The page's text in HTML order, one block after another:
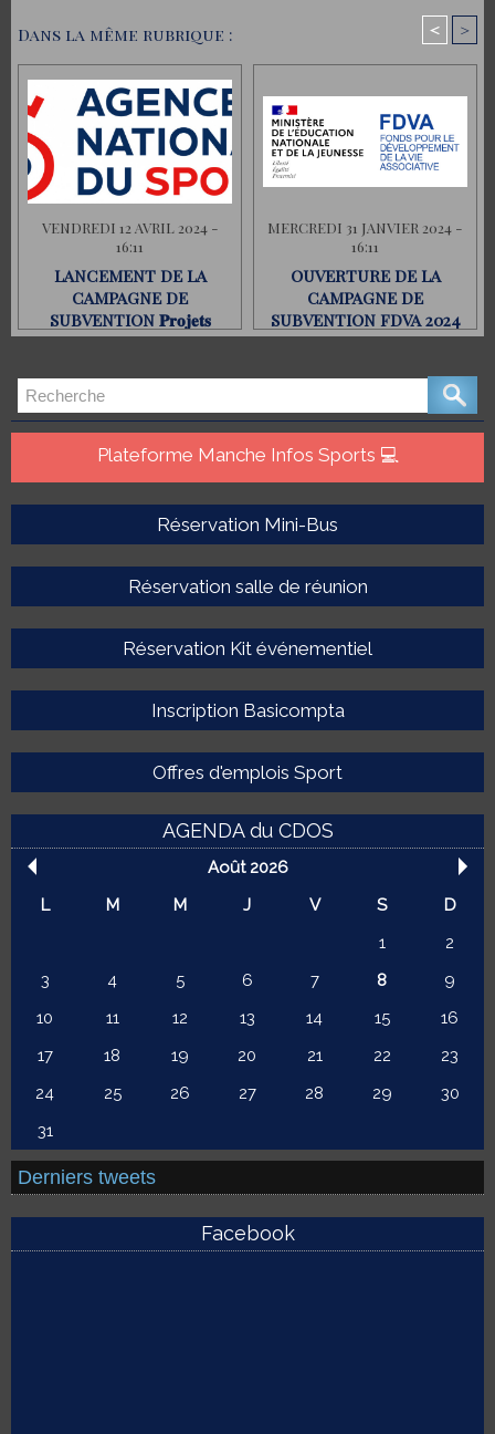
Dans la même rubrique : < >
VENDREDI 12 AVRIL 2024 -
16:11
LANCEMENT DE LA
CAMPAGNE DE
SUBVENTION 𝐏𝐫𝐨𝐣𝐞𝐭𝐬
𝐒𝐩𝐨𝐫𝐭𝐢𝐟𝐬 𝐓𝐞𝐫𝐫𝐢𝐭𝐨𝐫𝐢𝐚𝐮𝐱 (𝐏𝐒𝐓)
MERCREDI 31 JANVIER 2024 -
16:11
OUVERTURE DE LA
CAMPAGNE DE
SUBVENTION FDVA 2024
Plateforme Manche Infos Sports 💻
Réservation Mini-Bus
Réservation salle de réunion
Réservation Kit événementiel
Inscription Basicompta
Offres d'emplois Sport
AGENDA du CDOS
Août 2026
L
M M J V S
D
1
2
3
4 5 6 7 8
9
10
11 12 13 14 15
16
17
18 19 20 21 22
23
24
25 26 27 28 29
30
31
Derniers tweets
Facebook